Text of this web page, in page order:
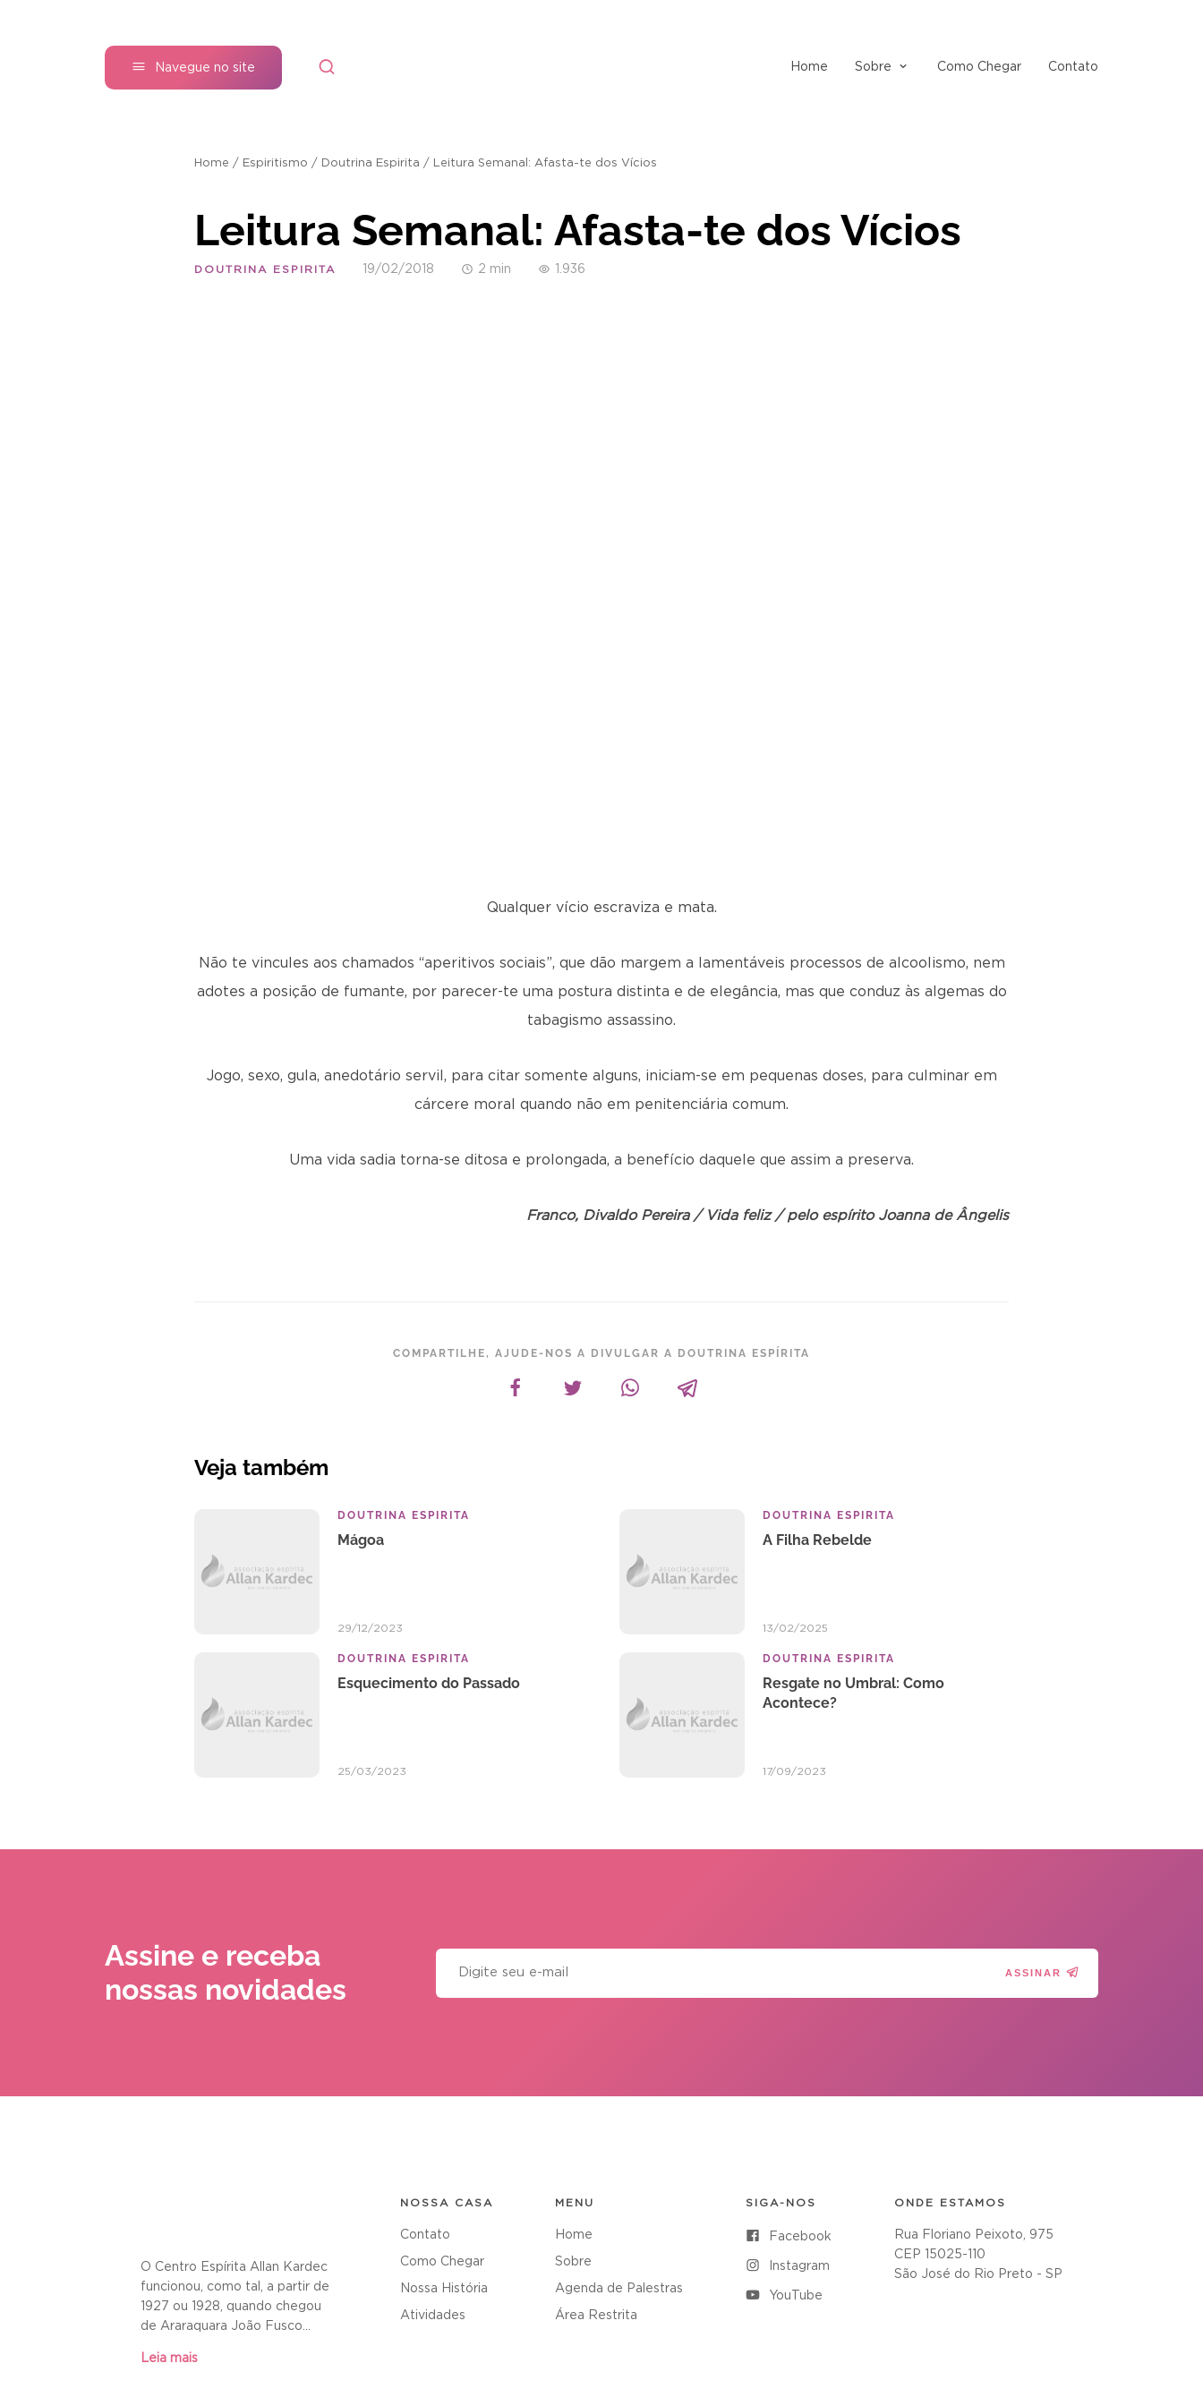
Navegue no site Home Sobre Como Chegar Contato
Home / Espiritismo / Doutrina Espirita / Leitura Semanal: Afasta-te dos Vícios
Leitura Semanal: Afasta-te dos Vícios
DOUTRINA ESPIRITA 19/02/2018 2 min 1.936
Qualquer vício escraviza e mata.
Não te vincules aos chamados “aperitivos sociais”, que dão margem a lamentáveis processos de alcoolismo, nem
adotes a posição de fumante, por parecer-te uma postura distinta e de elegância, mas que conduz às algemas do
tabagismo assassino.
Jogo, sexo, gula, anedotário servil, para citar somente alguns, iniciam-se em pequenas doses, para culminar em
cárcere moral quando não em penitenciária comum.
Uma vida sadia torna-se ditosa e prolongada, a benefício daquele que assim a preserva.
Franco, Divaldo Pereira / Vida feliz / pelo espírito Joanna de Ângelis
COMPARTILHE, AJUDE-NOS A DIVULGAR A DOUTRINA ESPÍRITA
Veja também
DOUTRINA ESPIRITA
Mágoa
29/12/2023
DOUTRINA ESPIRITA
A Filha Rebelde
13/02/2025
DOUTRINA ESPIRITA
Esquecimento do Passado
25/03/2023
DOUTRINA ESPIRITA
Resgate no Umbral: Como
Acontece?
17/09/2023
Assine e receba
nossas novidades
ASSINAR
O Centro Espírita Allan Kardec
funcionou, como tal, a partir de
1927 ou 1928, quando chegou
de Araraquara João Fusco...
Leia mais
NOSSA CASA
Contato
Como Chegar
Nossa História
Atividades
MENU
Home
Sobre
Agenda de Palestras
Área Restrita
SIGA-NOS
Facebook
Instagram
YouTube
ONDE ESTAMOS
Rua Floriano Peixoto, 975
CEP 15025-110
São José do Rio Preto - SP